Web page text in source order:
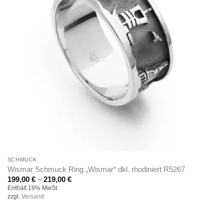
SCHMUCK
Wismar Schmuck Ring „Wismar“ dkl. rhodiniert R5267
199,00 € –219,00 €Preisspanne:
Enthält 19% MwSt.
zzgl. Versand